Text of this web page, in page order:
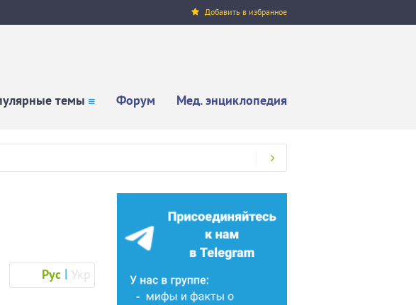
Добавить в избранное
темы Форум Мед. энциклопедия
Рус Укр